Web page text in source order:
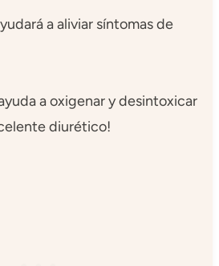
a aliviar síntomas de
a oxigenar y desintoxicar
diurético!